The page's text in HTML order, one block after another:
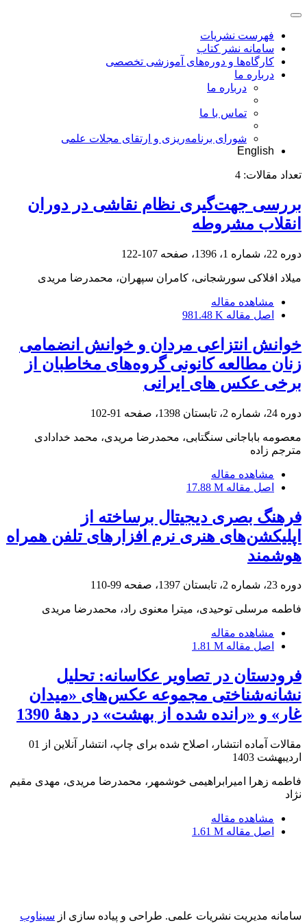
فهرست نشریات
سامانه نشر کتاب
کارگاه‌ها و دوره‌های آموزشی تخصصی
درباره ما
درباره ما
تماس با ما
شورای برنامه‌ریزی و ارتقای مجلات علمی
English
تعداد مقالات: 4
بررسی جهت‌گیری نظام نقاشی در دوران
انقلاب مشروطه
دوره 22، شماره 1، 1396، صفحه 107-122
میلاد افلاکی سورشجانی، کامران سپهران، محمدرضا مریدی
مشاهده مقاله
اصل مقاله 981.48 K
خوانش انتزاعی مردان و خوانش انضمامی
زنان مطالعه کانونی گروه‌های مخاطبان از
برخی عکس های ایرانی
دوره 24، شماره 2، تابستان 1398، صفحه 91-102
معصومه باباجانی سنگتابی، محمدرضا مریدی، محمد خدادادی
مترجم زاده
مشاهده مقاله
اصل مقاله 17.88 M
فرهنگ بصری دیجیتال برساخته از
اپلیکشن‌های هنری نرم افزارهای تلفن همراه
هوشمند
دوره 23، شماره 2، تابستان 1397، صفحه 99-110
فاطمه مرسلی توحیدی، میترا معنوی راد، محمدرضا مریدی
مشاهده مقاله
اصل مقاله 1.81 M
فرودستان در تصاویر عکاسانه: تحلیل
نشانه‌شناختی مجموعه‌ عکس‌های «میدان
غار» و «رانده شده از بهشت» در دهۀ 1390
مقالات آماده انتشار، اصلاح شده برای چاپ، انتشار آنلاین از
01
اردیبهشت 1403
فاطمه زهرا امیرابراهیمی خوشمهر، محمدرضا مریدی، مهدی مقیم
نژاد
مشاهده مقاله
اصل مقاله 1.61 M
سامانه مدیریت نشریات علمی. طراحی و پیاده سازی از سیناوب